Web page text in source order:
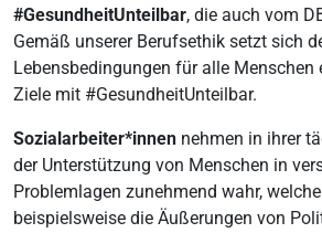
#GesundheitUnteilbar, die auch vom
Gemäß unserer Berufsethik setzt sich
Lebensbedingungen für alle Menschen
Ziele mit #GesundheitUnteilbar.
Sozialarbeiter*innen nehmen in ihrer
der Unterstützung von Menschen in
Problemlagen zunehmend wahr,
beispielsweise die Äußerungen von